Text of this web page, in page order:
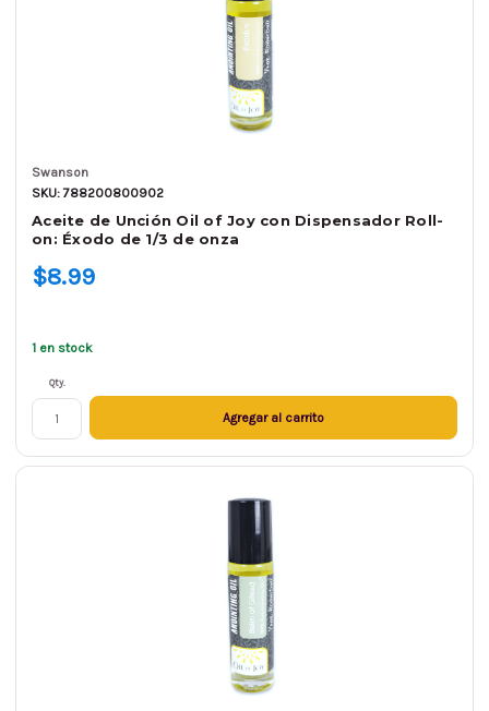
Swanson
SKU: 788200800902
Aceite de Unción Oil of Joy con Dispensador Roll-
on: Éxodo de 1/3 de onza
$8.99
1 en stock
Qty.
Agregar al carrito